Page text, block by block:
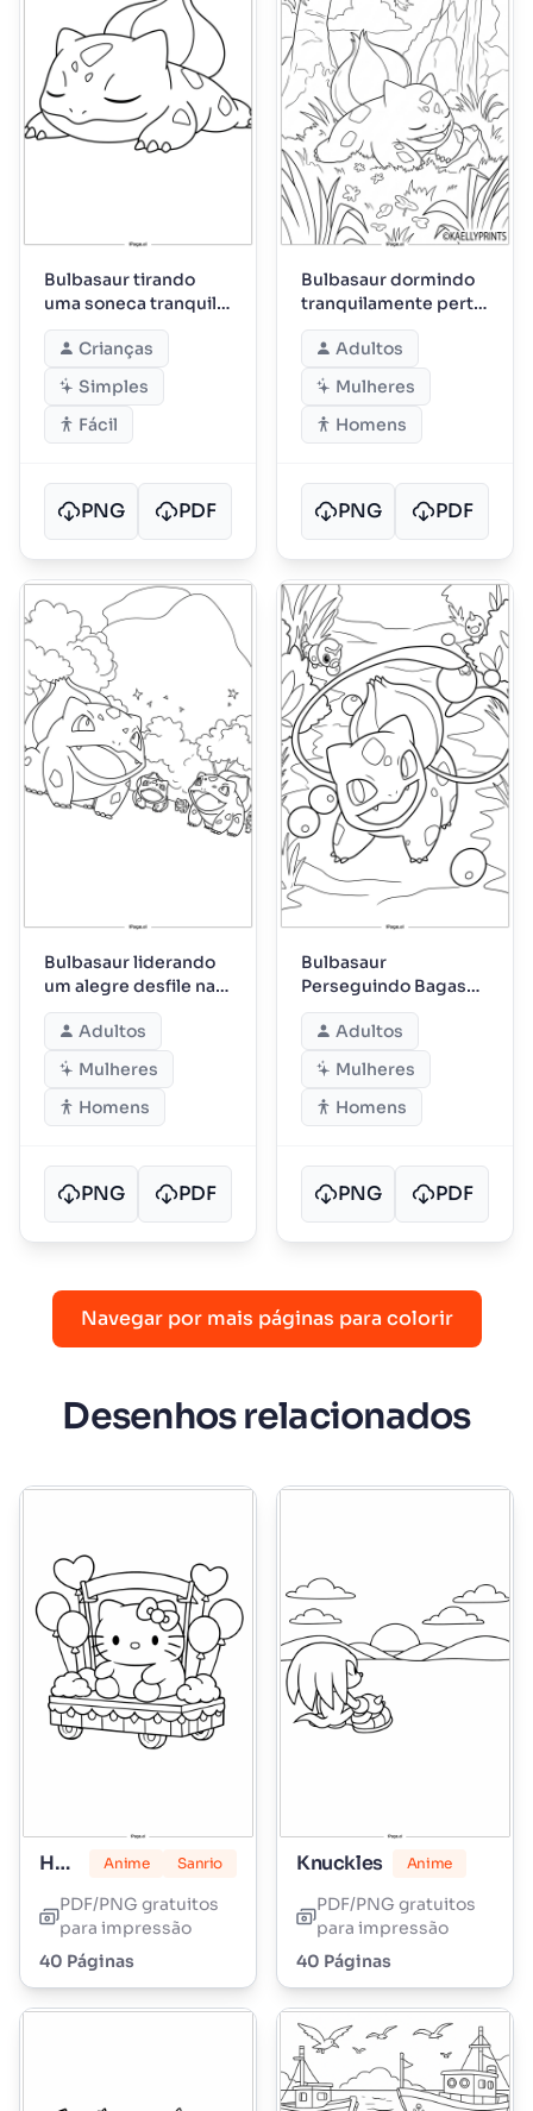
Bulbasaur tirando
uma soneca tranquila
à tarde
Crianças
Simples
Fácil
PNG PDF
Bulbasaur dormindo
tranquilamente perto
da cachoeira
Adultos
Mulheres
Homens
PNG PDF
Bulbasaur liderando
um alegre desfile na
floresta
Adultos
Mulheres
Homens
PNG PDF
Bulbasaur
Perseguindo Bagas
Enquanto os Amigos
da Floresta Observam
Adultos
Mulheres
Homens
PNG PDF
Navegar por mais páginas para colorir
Desenhos relacionados
Hello Kitty Marshmallow Anime Sanrio
PDF/PNG gratuitos
para impressão
40 Páginas
Knuckles Anime
PDF/PNG gratuitos
para impressão
40 Páginas